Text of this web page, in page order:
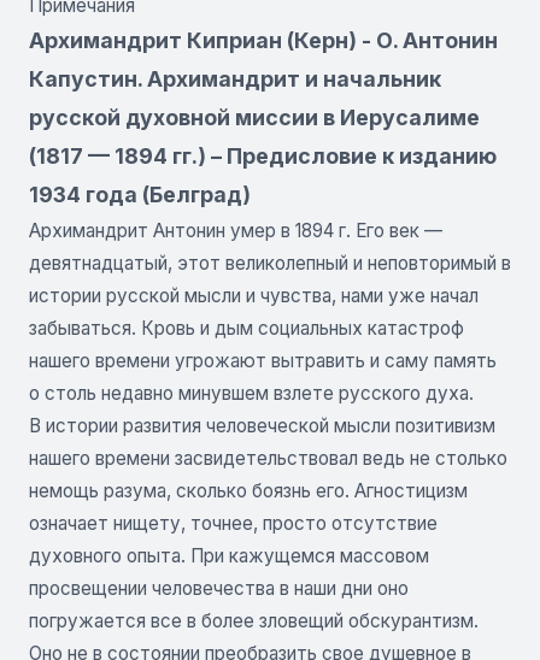
Примечания
Архимандрит Киприан (Керн) - О. Антонин
Капустин. Архимандрит и начальник
русской духовной миссии в Иерусалиме
(1817 — 1894 гг.) – Предисловие к изданию
1934 года (Белград)
Архимандрит Антонин умер в 1894 г. Его век —
девятнадцатый, этот великолепный и неповторимый в
истории русской мысли и чувства, нами уже начал
забываться. Кровь и дым социальных катастроф
нашего времени угрожают вытравить и саму память
о столь недавно минувшем взлете русского духа.
В истории развития человеческой мысли позитивизм
нашего времени засвидетельствовал ведь не столько
немощь разума, сколько боязнь его. Агностицизм
означает нищету, точнее, просто отсутствие
духовного опыта. При кажущемся массовом
просвещении человечества в наши дни оно
погружается все в более зловещий обскурантизм.
Оно не в состоянии преобразить свое душевное в